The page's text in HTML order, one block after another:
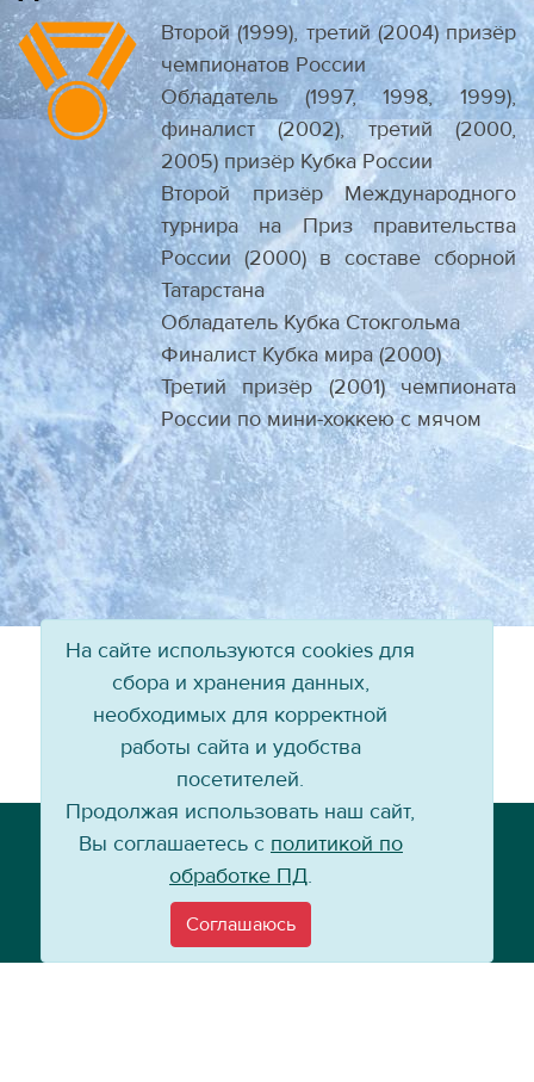
Второй (1999), третий (2004) призёр
чемпионатов России
Обладатель (1997, 1998, 1999),
финалист (2002), третий (2000,
2005) призёр Кубка России
Второй призёр Международного
турнира на Приз правительства
России (2000) в составе сборной
Татарстана
Обладатель Кубка Стокгольма
Финалист Кубка мира (2000)
Третий призёр (2001) чемпионата
России по мини-хоккею с мячом
Телефон: +7 (3952) 79-57-90
info@baikal-energy.ru
На сайте используются cookies для
сбора и хранения данных,
необходимых для корректной
работы сайта и удобства
посетителей.
Продолжая использовать наш сайт,
Вы соглашаетесь с политикой по
обработке ПД.
Соглашаюсь